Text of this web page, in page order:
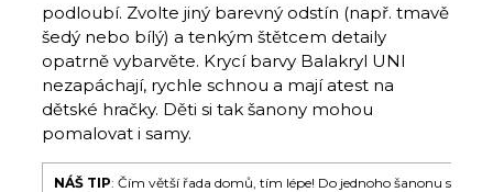
podloubí. Zvolte jiný barevný odstín (např. tmavě
šedý nebo bílý) a tenkým štětcem detaily
opatrně vybarvěte. Krycí barvy Balakryl UNI
nezapáchají, rychle schnou a mají atest na
dětské hračky. Děti si tak šanony mohou
pomalovat i samy.
NÁŠ TIP: Čím větší řada domů, tím lépe! Do jednoho šanonu si děti